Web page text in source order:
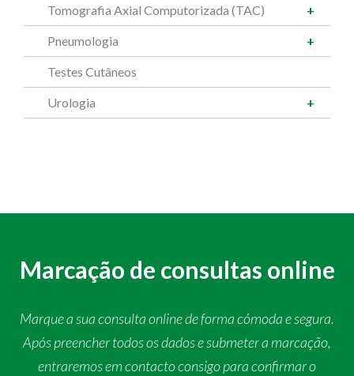
Tomografia Axial Computorizada (TAC)
Pneumologia
Testes Cutâneos
Urologia
Marcação de consultas online
Marque a sua consulta online de forma cómoda e segura.
Após preencher todos os dados e submeter a marcação,
entraremos em contacto consigo para confirmar o